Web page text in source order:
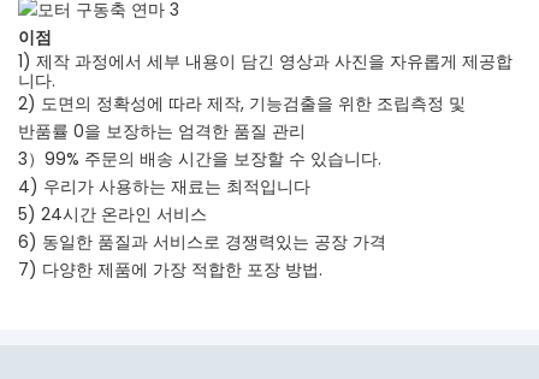
이점
1) 제작 과정에서 세부 내용이 담긴 영상과 사진을 자유롭게 제공합
니다.
2) 도면의 정확성에 따라 제작, 기능검출을 위한 조립측정 및
반품률 0을 보장하는 엄격한 품질 관리
3）99% 주문의 배송 시간을 보장할 수 있습니다.
4) 우리가 사용하는 재료는 최적입니다
5) 24시간 온라인 서비스
6) 동일한 품질과 서비스로 경쟁력있는 공장 가격
7) 다양한 제품에 가장 적합한 포장 방법.